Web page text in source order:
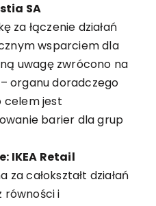
SA
za łączenie działań
wsparciem dla
uwagę zwrócono na
– organu doradczego
celem jest
barier dla grup
IKEA Retail
za całokształt działań
równości i